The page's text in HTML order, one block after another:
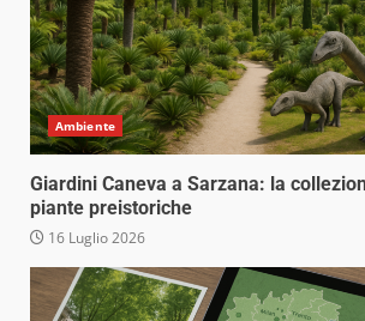
Ambiente
Giardini Caneva a Sarzana: la
piante preistoriche
16 Luglio 2026